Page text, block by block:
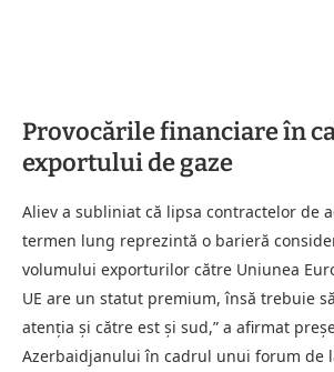
Provocările financiare în
exportului de gaze
Aliev a subliniat că lipsa contractelor de
termen lung reprezintă o barieră
volumului exporturilor către Uniunea
UE are un statut premium, însă trebuie
atenția și către est și sud,” a afirmat
Azerbaidjanului în cadrul unui forum de